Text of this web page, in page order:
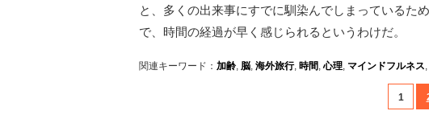
と、多くの出来事にすでに馴染んでしまっているた
で、時間の経過が早く感じられるというわけだ。
関連キーワード： 加齢, 脳, 海外旅行, 時間,心理, マインドフルネス,
1